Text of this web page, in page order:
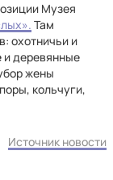
Музея
Там
охотничьи и
и деревянные
жены
кольчуги,
Источник новости